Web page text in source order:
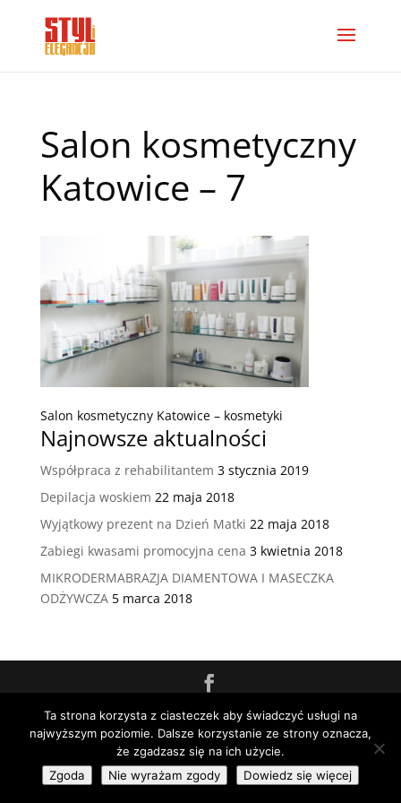
Salon kosmetyczny
Katowice – 7
Salon kosmetyczny Katowice – kosmetyki
Najnowsze aktualności
Współpraca z rehabilitantem 3 stycznia 2019
Depilacja woskiem 22 maja 2018
Wyjątkowy prezent na Dzień Matki 22 maja 2018
Zabiegi kwasami promocyjna cena 3 kwietnia 2018
MIKRODERMABRAZJA DIAMENTOWA I MASECZKA
ODŻYWCZA 5 marca 2018
Copyright © 2026 Styl i Elegancja
Ta strona korzysta z ciasteczek aby świadczyć usługi na
najwyższym poziomie. Dalsze korzystanie ze strony oznacza,
że zgadzasz się na ich użycie.
Zgoda
Nie wyrażam zgody Dowiedz się więcej